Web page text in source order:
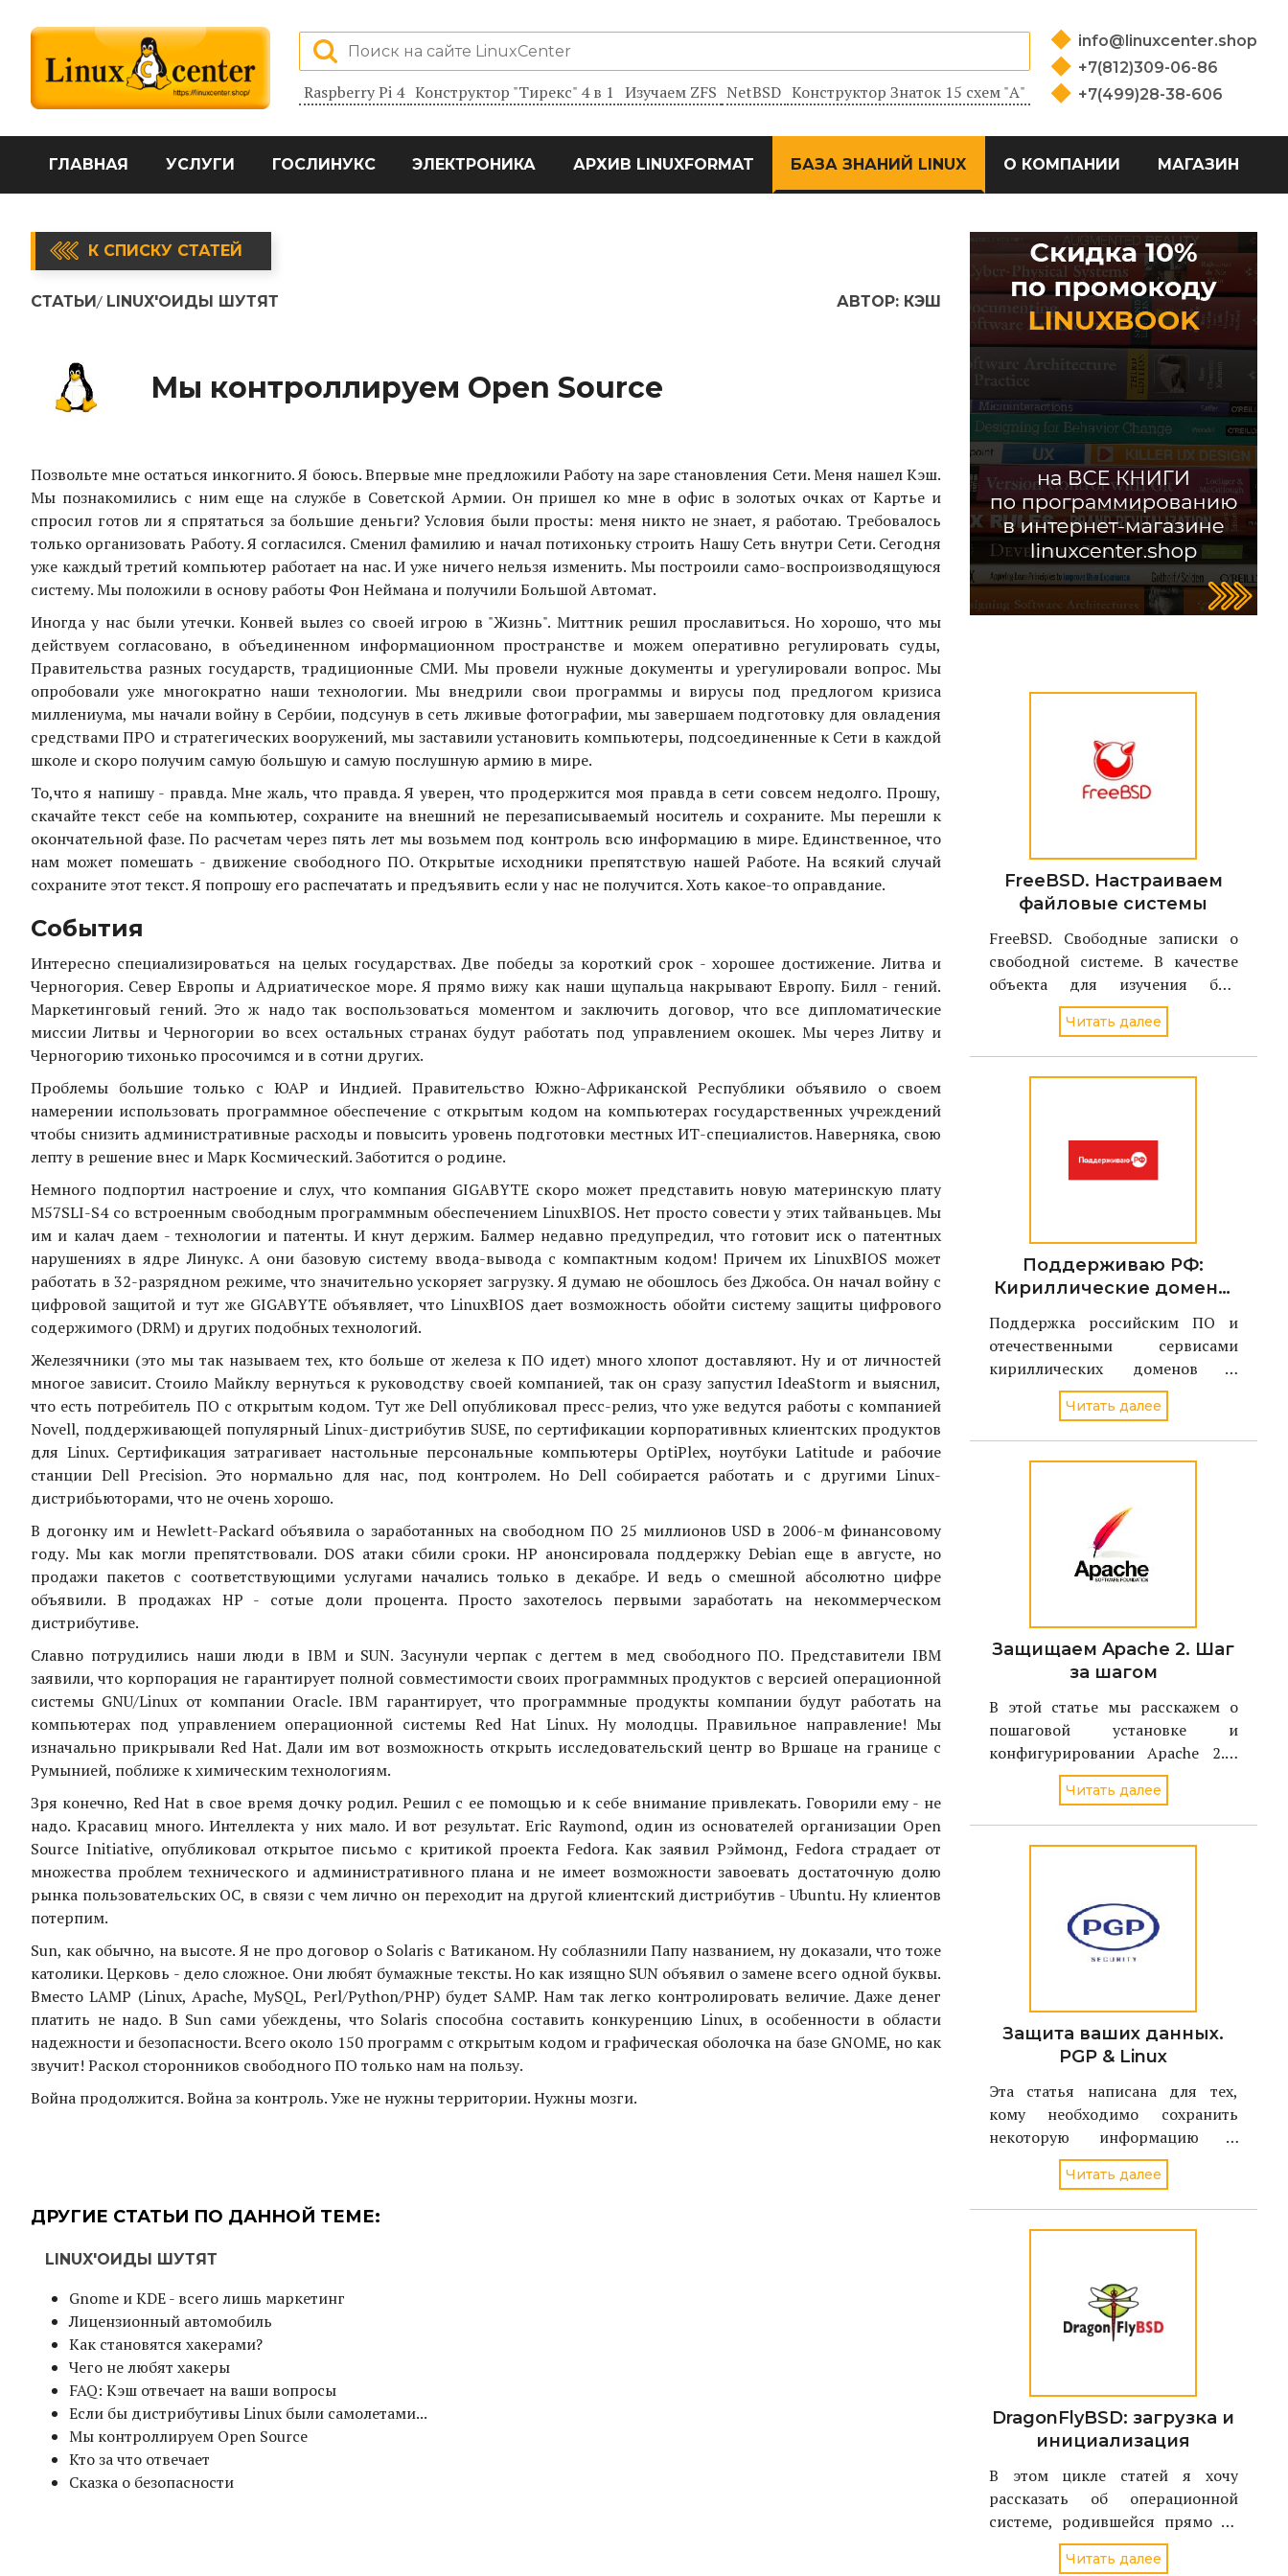
Raspberry Pi 4 Конструктор "Тирекс" 4 в 1 Изучаем ZFS NetBSD Конструктор Знаток 15 схем "А"
info@linuxcenter.shop
+7(812)309-06-86
+7(499)28-38-606
ГЛАВНАЯ УСЛУГИ ГОСЛИНУКС ЭЛЕКТРОНИКА АРХИВ LINUXFORMAT БАЗА ЗНАНИЙ LINUX О КОМПАНИИ МАГАЗИН
К СПИСКУ СТАТЕЙ
СТАТЬИ LINUX'ОИДЫ ШУТЯТ АВТОР: КЭШ
Мы контроллируем Open Source
Позвольте мне остаться инкогнито. Я боюсь. Впервые мне предложили Работу на заре становления Сети. Меня нашел Кэш.
Мы познакомились с ним еще на службе в Советской Армии. Он пришел ко мне в офис в золотых очках от Картье и
спросил готов ли я спрятаться за большие деньги? Условия были просты: меня никто не знает, я работаю. Требовалось
только организовать Работу. Я согласился. Сменил фамилию и начал потихоньку строить Нашу Сеть внутри Сети. Сегодня
уже каждый третий компьютер работает на нас. И уже ничего нельзя изменить. Мы построили само-воспроизводящуюся
систему. Мы положили в основу работы Фон Неймана и получили Большой Автомат.
Иногда у нас были утечки. Конвей вылез со своей игрою в "Жизнь". Миттник решил прославиться. Но хорошо, что мы
действуем согласовано, в объединенном информационном пространстве и можем оперативно регулировать суды,
Правительства разных государств, традиционные СМИ. Мы провели нужные документы и урегулировали вопрос. Мы
опробовали уже многократно наши технологии. Мы внедрили свои программы и вирусы под предлогом кризиса
миллениума, мы начали войну в Сербии, подсунув в сеть лживые фотографии, мы завершаем подготовку для овладения
средствами ПРО и стратегических вооружений, мы заставили установить компьютеры, подсоединенные к Сети в каждой
школе и скоро получим самую большую и самую послушную армию в мире.
То,что я напишу - правда. Мне жаль, что правда. Я уверен, что продержится моя правда в сети совсем недолго. Прошу,
скачайте текст себе на компьютер, сохраните на внешний не перезаписываемый носитель и сохраните. Мы перешли к
окончательной фазе. По расчетам через пять лет мы возьмем под контроль всю информацию в мире. Единственное, что
нам может помешать - движение свободного ПО. Открытые исходники препятствую нашей Работе. На всякий случай
сохраните этот текст. Я попрошу его распечатать и предъявить если у нас не получится. Хоть какое-то оправдание.
События
Интересно специализироваться на целых государствах. Две победы за короткий срок - хорошее достижение. Литва и
Черногория. Север Европы и Адриатическое море. Я прямо вижу как наши щупальца накрывают Европу. Билл - гений.
Маркетинговый гений. Это ж надо так воспользоваться моментом и заключить договор, что все дипломатические
миссии Литвы и Черногории во всех остальных странах будут работать под управлением окошек. Мы через Литву и
Черногорию тихонько просочимся и в сотни других.
Проблемы большие только с ЮАР и Индией. Правительство Южно-Африканской Республики объявило о своем
намерении использовать программное обеспечение с открытым кодом на компьютерах государственных учреждений
чтобы снизить административные расходы и повысить уровень подготовки местных ИТ-специалистов. Наверняка, свою
лепту в решение внес и Марк Космический. Заботится о родине.
Немного подпортил настроение и слух, что компания GIGABYTE скоро может представить новую материнскую плату
M57SLI-S4 со встроенным свободным программным обеспечением LinuxBIOS. Нет просто совести у этих тайваньцев. Мы
им и калач даем - технологии и патенты. И кнут держим. Балмер недавно предупредил, что готовит иск о патентных
нарушениях в ядре Линукс. А они базовую систему ввода-вывода с компактным кодом! Причем их LinuxBIOS может
работать в 32-разрядном режиме, что значительно ускоряет загрузку. Я думаю не обошлось без Джобса. Он начал войну с
цифровой защитой и тут же GIGABYTE объявляет, что LinuxBIOS дает возможность обойти систему защиты цифрового
содержимого (DRM) и других подобных технологий.
Железячники (это мы так называем тех, кто больше от железа к ПО идет) много хлопот доставляют. Ну и от личностей
многое зависит. Стоило Майклу вернуться к руководству своей компанией, так он сразу запустил IdeaStorm и выяснил,
что есть потребитель ПО с открытым кодом. Тут же Dell опубликовал пресс-релиз, что уже ведутся работы с компанией
Novell, поддерживающей популярный Linux-дистрибутив SUSE, по сертификации корпоративных клиентских продуктов
для Linux. Сертификация затрагивает настольные персональные компьютеры OptiPlex, ноутбуки Latitude и рабочие
станции Dell Precision. Это нормально для нас, под контролем. Но Dell собирается работать и с другими Linux-
дистрибьюторами, что не очень хорошо.
В догонку им и Hewlett-Packard объявила о заработанных на свободном ПО 25 миллионов USD в 2006-м финансовому
году. Мы как могли препятствовали. DOS атаки сбили сроки. HP анонсировала поддержку Debian еще в августе, но
продажи пакетов с соответствующими услугами начались только в декабре. И ведь о смешной абсолютно цифре
объявили. В продажах HP - сотые доли процента. Просто захотелось первыми заработать на некоммерческом
дистрибутиве.
Славно потрудились наши люди в IBM и SUN. Засунули черпак с дегтем в мед свободного ПО. Представители IBM
заявили, что корпорация не гарантирует полной совместимости своих программных продуктов с версией операционной
системы GNU/Linux от компании Oracle. IBM гарантирует, что программные продукты компании будут работать на
компьютерах под управлением операционной системы Red Hat Linux. Ну молодцы. Правильное направление! Мы
изначально прикрывали Red Hat. Дали им вот возможность открыть исследовательский центр во Вршаце на границе с
Румынией, поближе к химическим технологиям.
Зря конечно, Red Hat в свое время дочку родил. Решил с ее помощью и к себе внимание привлекать. Говорили ему - не
надо. Красавиц много. Интеллекта у них мало. И вот результат. Eric Raymond, один из основателей организации Open
Source Initiative, опубликовал открытое письмо с критикой проекта Fedora. Как заявил Рэймонд, Fedora страдает от
множества проблем технического и административного плана и не имеет возможности завоевать достаточную долю
рынка пользовательских ОС, в связи с чем лично он переходит на другой клиентский дистрибутив - Ubuntu. Ну клиентов
потерпим.
Sun, как обычно, на высоте. Я не про договор о Solaris с Ватиканом. Ну соблазнили Папу названием, ну доказали, что тоже
католики. Церковь - дело сложное. Они любят бумажные тексты. Но как изящно SUN объявил о замене всего одной буквы.
Вместо LAMP (Linux, Apache, MySQL, Perl/Python/PHP) будет SAMP. Нам так легко контролировать величие. Даже денег
платить не надо. В Sun сами убеждены, что Solaris способна составить конкуренцию Linux, в особенности в области
надежности и безопасности. Всего около 150 программ с открытым кодом и графическая оболочка на базе GNOME, но как
звучит! Раскол сторонников свободного ПО только нам на пользу.
Война продолжится. Война за контроль. Уже не нужны территории. Нужны мозги.
ДРУГИЕ СТАТЬИ ПО ДАННОЙ ТЕМЕ:
LINUX'ОИДЫ ШУТЯТ
Gnome и KDE - всего лишь маркетинг
Лицензионный автомобиль
Как становятся хакерами?
Чего не любят хакеры
FAQ: Кэш отвечает на ваши вопросы
Если бы дистрибутивы Linux были самолетами...
Мы контроллируем Open Source
Кто за что отвечает
Сказка о безопасности
FreeBSD. Настраиваем
файловые системы
FreeBSD. Свободные записки о
свободной системе. В качестве
объекта для изучения был
избран однодисковый вариант
FreeBSD стабильной версии - 4.2
Читать далее
Поддерживаю РФ:
Кириллические домены
поддерживаться в
российском ПО и
сервисах
Поддержка российским ПО и
отечественными сервисами
кириллических доменов и
адресов электронной почты
станет ключевой задачей
проекта Поддерживаю.РФ в 2021
году. По словам директора
доменов .RU/.РФ Андрея
Воробьева, национальный дом
Читать далее
Защищаем Apache 2. Шаг
за шагом
В этой статье мы расскажем о
пошаговой установке и
конфигурировании Apache 2.0,
чтобы снизить риск
неавторизованного доступа или
успешного взлома в случае
применения новой уязвимости,
будет пользовать
Читать далее
Защита ваших данных.
PGP & Linux
Эта статья написана для тех,
кому необходимо сохранить
некоторую информацию в
секрете и кто пока не решил как
это сделать....Читать далее
DragonFlyBSD: загрузка и
инициализация
В этом цикле статей я хочу
рассказать об операционной
системе, родившейся прямо на
наших глазах - летом 2004 года.
Имя ей - DragonFlyBSD, и являет
Читать далее